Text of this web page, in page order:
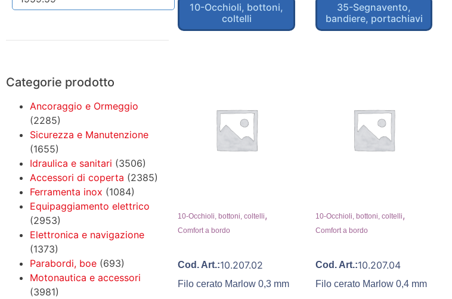
Categorie prodotto
Ancoraggio e Ormeggio
(2285)
Sicurezza e Manutenzione
(1655)
Idraulica e sanitari (3506)
Accessori di coperta (2385)
Ferramenta inox (1084)
Equipaggiamento elettrico
(2953)
Elettronica e navigazione
(1373)
Parabordi, boe (693)
Motonautica e accessori
(3981)
10-Occhioli, bottoni,
coltelli
35-Segnavento,
bandiere, portachiavi
10-Occhioli, bottoni, coltelli,
Comfort a bordo
Cod. Art.:10.207.02
Filo cerato Marlow 0,3 mm
10-Occhioli, bottoni, coltelli,
Comfort a bordo
Cod. Art.:10.207.04
Filo cerato Marlow 0,4 mm